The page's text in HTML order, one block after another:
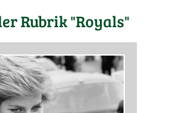
Rubrik "Royals"